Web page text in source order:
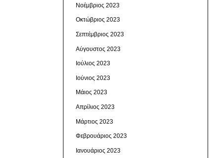
Νοέμβριος 2023
Οκτώβριος 2023
Σεπτέμβριος 2023
Αύγουστος 2023
Ιούλιος 2023
Ιούνιος 2023
Μάιος 2023
Απρίλιος 2023
Μάρτιος 2023
Φεβρουάριος 2023
Ιανουάριος 2023